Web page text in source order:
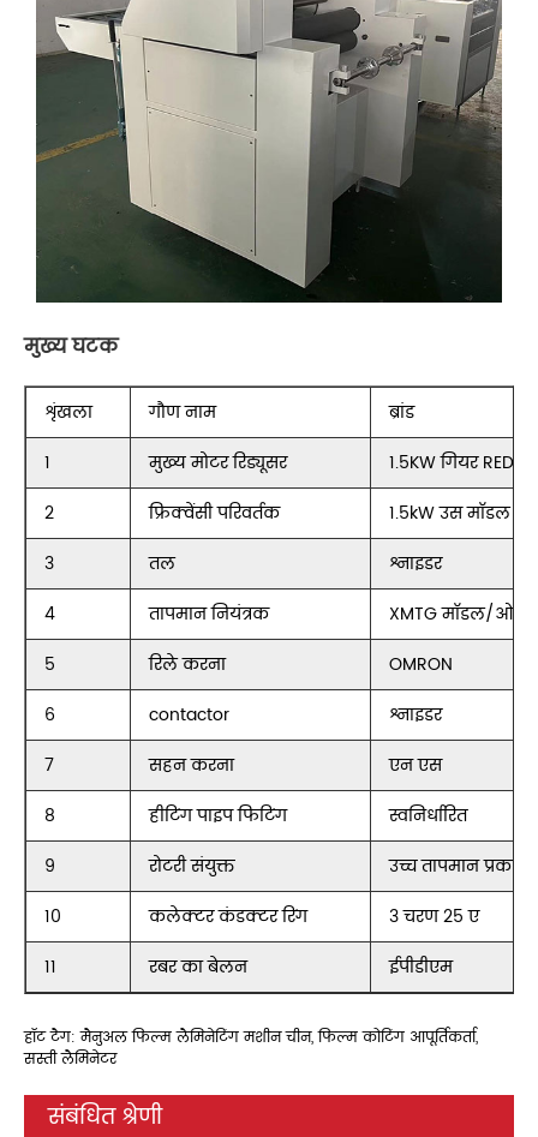
मुख्य घटक
शृंखला गौण नाम
ब्रांड
1
मुख्य मोटर रिड्यूसर
1.5KW गियर
2
फ्रिक्वेंसी परिवर्तक
1.5kW उस मॉडल /
3
तल
श्नाइडर
4
तापमान नियंत्रक
XMTG मॉडल/
5
रिले करना
OMRON
6
contactor
श्नाइडर
7
सहन करना
एन एस
8
हीटिंग पाइप फिटिंग
स्वनिर्धारित
9
रोटरी संयुक्त
उच्च तापमान
10
कलेक्टर कंडक्टर रिंग
3 चरण 25 ए
11
रबर का बेलन ईपीडीएम
हॉट टैग: मैनुअल फिल्म लैमिनेटिंग मशीन चीन, फिल्म कोटिंग आपूर्तिकर्ता,
सस्ती लैमिनेटर
संबंधित श्रेणी